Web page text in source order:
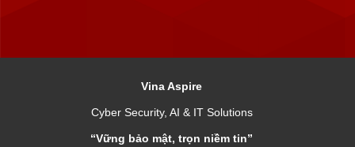
Vina Aspire
Cyber Security, AI & IT Solutions
“Vững bảo mật, trọn niềm tin”